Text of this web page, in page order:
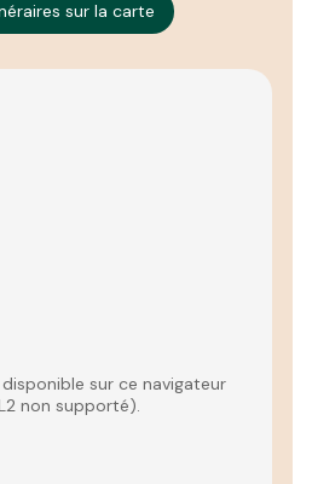
sur la carte
sur ce navigateur
non supporté).